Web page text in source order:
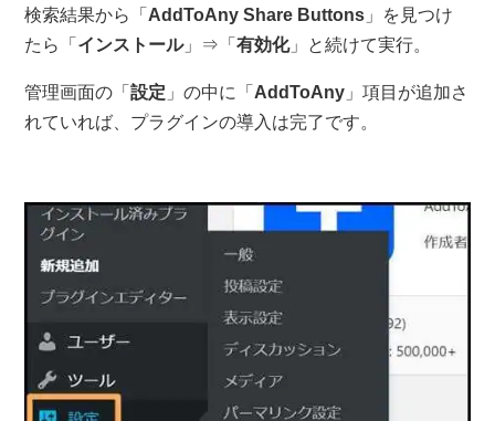
検索結果から「 AddToAny Share Buttons 」を見つけ
たら「 インストール」⇒「有効化」と続けて実行。
管理画面の「設定 」の中に「 AddToAny 」項目が追加さ
れていれば、プラグインの導入は完了です。